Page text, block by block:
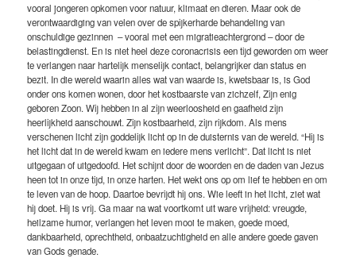
vooral jongeren opkomen voor natuur, klimaat en dieren. Maar ook de
verontwaardiging van velen over de spijkerharde behandeling van
onschuldige gezinnen – vooral met een migratieachtergrond – door de
belastingdienst. En is niet heel deze coronacrisis een tijd geworden om weer
te verlangen naar hartelijk menselijk contact, belangrijker dan status en
bezit. In die wereld waarin alles wat van waarde is, kwetsbaar is, is God
onder ons komen wonen, door het kostbaarste van zichzelf, Zijn enig
geboren Zoon. Wij hebben in al zijn weerloosheid en gaafheid zijn
heerlijkheid aanschouwt. Zijn kostbaarheid, zijn rijkdom. Als mens
verschenen licht zijn goddelijk licht op in de duisternis van de wereld. “Hij is
het licht dat in de wereld kwam en iedere mens verlicht”. Dat licht is niet
uitgegaan of uitgedoofd. Het schijnt door de woorden en de daden van Jezus
heen tot in onze tijd, in onze harten. Het wekt ons op om lief te hebben en om
te leven van de hoop. Daartoe bevrijdt hij ons. Wie leeft in het licht, ziet wat
hij doet. Hij is vrij. Ga maar na wat voortkomt uit ware vrijheid: vreugde,
heilzame humor, verlangen het leven mooi te maken, goede moed,
dankbaarheid, oprechtheid, onbaatzuchtigheid en alle andere goede gaven
van Gods genade.